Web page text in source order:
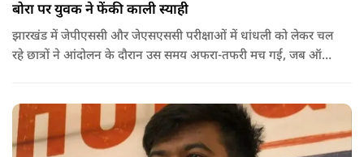
बोरा पर युवक ने फेंकी काली स्याही
झारखंड में जेपीएससी और जेएसएससी परीक्षाओं में धांधली को लेकर चल
रहे छात्रों ने आंदोलन के दौरान उस समय अफरा-तफरी मच गई, जब ऑल